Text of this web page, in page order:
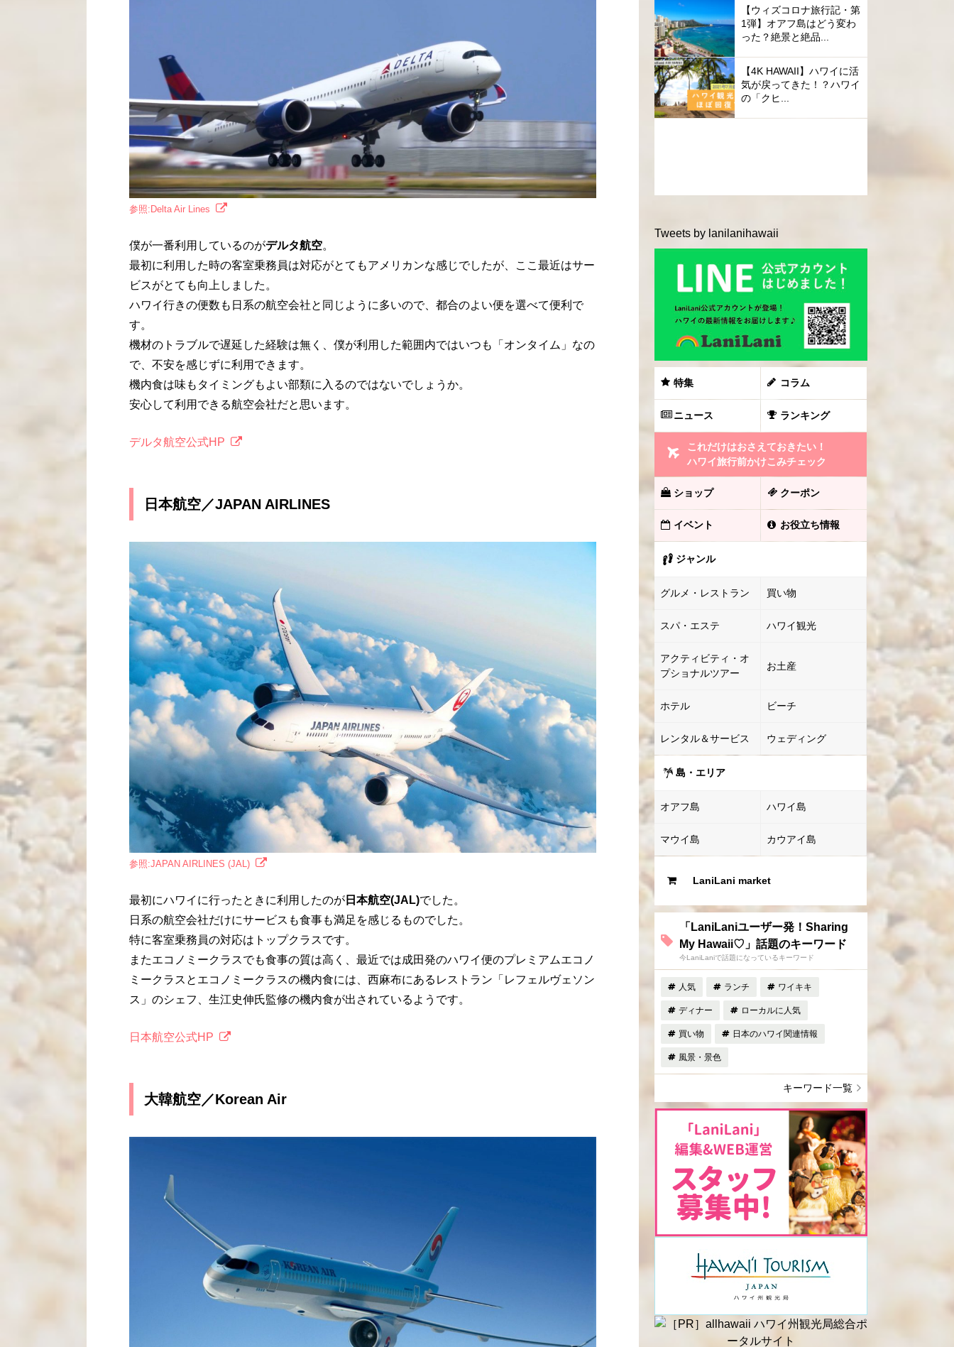
参照:Delta Air Lines
僕が一番利用しているのがデルタ航空。
最初に利用した時の客室乗務員は対応がとてもアメリカンな感じでしたが、ここ最近はサー
ビスがとても向上しました。
ハワイ行きの便数も日系の航空会社と同じように多いので、都合のよい便を選べて便利で
す。
機材のトラブルで遅延した経験は無く、僕が利用した範囲内ではいつも「オンタイム」なの
で、不安を感じずに利用できます。
機内食は味もタイミングもよい部類に入るのではないでしょうか。
安心して利用できる航空会社だと思います。
デルタ航空公式HP
日本航空／JAPAN AIRLINES
参照:JAPAN AIRLINES (JAL)
最初にハワイに行ったときに利用したのが 日本航空(JAL)でした。
日系の航空会社だけにサービスも食事も満足を感じるものでした。
特に客室乗務員の対応はトップクラスです。
またエコノミークラスでも食事の質は高く、最近では成田発のハワイ便のプレミアムエコノ
ミークラスとエコノミークラスの機内食には、西麻布にあるレストラン「レフェルヴェソン
ス」のシェフ、生江史伸氏監修の機内食が出されているようです。
日本航空公式HP
大韓航空／Korean Air
【ウィズコロナ旅行記・第
1弾】オアフ島はどう変わ
った？絶景と絶品...
【4K HAWAII】ハワイに活
気が戻ってきた！？ハワイ
の「クヒ...
Tweets by lanilanihawaii
特集 コラム
ニュース ランキング
これだけはおさえておきたい！
ハワイ旅行前かけこみチェック
ショップ クーポン
イベント お役立ち情報
ジャンル
グルメ・レストラン 買い物
スパ・エステ ハワイ観光
アクティビティ・オ
プショナルツアー
お土産
ホテル ビーチ
レンタル＆サービス ウェディング
島・エリア
オアフ島 ハワイ島
マウイ島 カウアイ島
LaniLani market
「LaniLaniユーザー発！Sharing
My Hawaii♡」話題のキーワード
今LaniLaniで話題になっているキーワード
人気 ランチ ワイキキ
ディナー ローカルに人気
買い物 日本のハワイ関連情報
風景・景色
キーワード一覧